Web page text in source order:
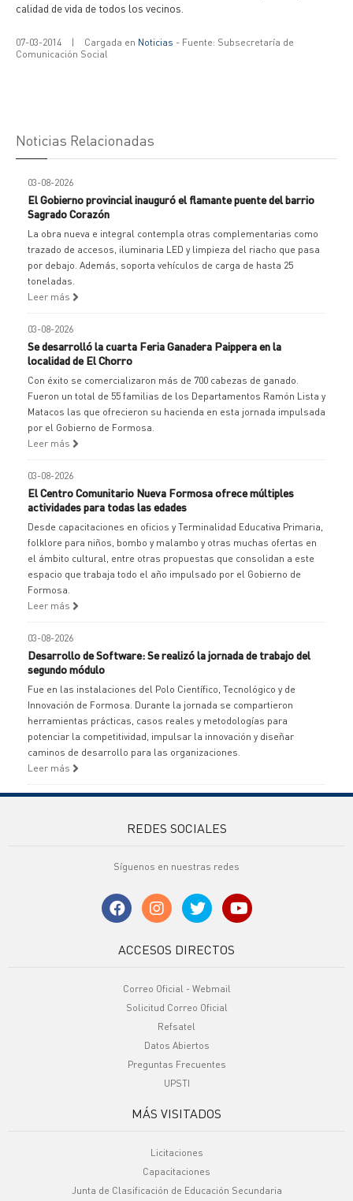
calidad de vida de todos los vecinos.
07-03-2014 | Cargada en Noticias - Fuente: Subsecretaría de
Comunicación Social
Noticias Relacionadas
03-08-2026
El Gobierno provincial inauguró el flamante puente del barrio
Sagrado Corazón
La obra nueva e integral contempla otras complementarias como
trazado de accesos, iluminaria LED y limpieza del riacho que pasa
por debajo. Además, soporta vehículos de carga de hasta 25
toneladas.
Leer más
03-08-2026
Se desarrolló la cuarta Feria Ganadera Paippera en la
localidad de El Chorro
Con éxito se comercializaron más de 700 cabezas de ganado.
Fueron un total de 55 familias de los Departamentos Ramón Lista y
Matacos las que ofrecieron su hacienda en esta jornada impulsada
por el Gobierno de Formosa.
Leer más
03-08-2026
El Centro Comunitario Nueva Formosa ofrece múltiples
actividades para todas las edades
Desde capacitaciones en oficios y Terminalidad Educativa Primaria,
folklore para niños, bombo y malambo y otras muchas ofertas en
el ámbito cultural, entre otras propuestas que consolidan a este
espacio que trabaja todo el año impulsado por el Gobierno de
Formosa.
Leer más
03-08-2026
Desarrollo de Software: Se realizó la jornada de trabajo del
segundo módulo
Fue en las instalaciones del Polo Científico, Tecnológico y de
Innovación de Formosa. Durante la jornada se compartieron
herramientas prácticas, casos reales y metodologías para
potenciar la competitividad, impulsar la innovación y diseñar
caminos de desarrollo para las organizaciones.
Leer más
REDES SOCIALES
Síguenos en nuestras redes
ACCESOS DIRECTOS
Correo Oficial - Webmail
Solicitud Correo Oficial
Refsatel
Datos Abiertos
Preguntas Frecuentes
UPSTI
MÁS VISITADOS
Licitaciones
Capacitaciones
Junta de Clasificación de Educación Secundaria